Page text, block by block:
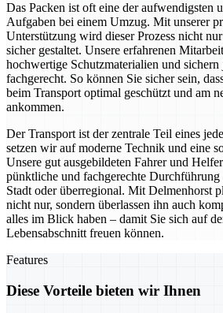
Das Packen ist oft eine der aufwendigsten
Aufgaben bei einem Umzug. Mit unserer
Unterstützung wird dieser Prozess nicht
sicher gestaltet. Unsere erfahrenen
hochwertige Schutzmaterialien und sichern
fachgerecht. So können Sie sicher sein,
beim Transport optimal geschützt und am
ankommen.
Der Transport ist der zentrale Teil eines
setzen wir auf moderne Technik und eine
Unsere gut ausgebildeten Fahrer und
pünktliche und fachgerechte
Stadt oder überregional. Mit Delmenhorst
nicht nur, sondern überlassen ihn auch
alles im Blick haben – damit Sie sich auf
Lebensabschnitt freuen können.
Features
Diese Vorteile bieten wir Ihnen